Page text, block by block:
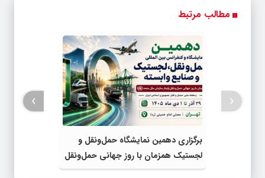
مطالب مرتبط
برگزاری دهمین نمایشگاه حمل‌ونقل و
لجستیک همزمان با روز جهانی حمل‌ونقل
پایدار سازمان ملل متحد
‹
›